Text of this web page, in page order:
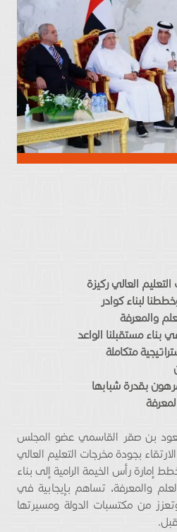
العالي ركيزة
لبناء كوادر
والمعرفة
مستقبلنا الواعد
متكاملة
بقدرة شبابها
بن صقر القاسمي عضو المجلس
بجودة مخرجات التعليم العالي
إمارة رأس الخيمة الرامية إلى بناء
والمعرفة، تساهم بإيجابية في
من مكتسبات الدولة ومسيرتها